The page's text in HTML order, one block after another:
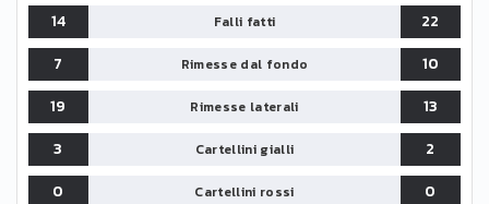
14
Falli fatti
22
7
Rimesse dal fondo
10
19
Rimesse laterali
13
3
Cartellini gialli
2
0
Cartellini rossi
0